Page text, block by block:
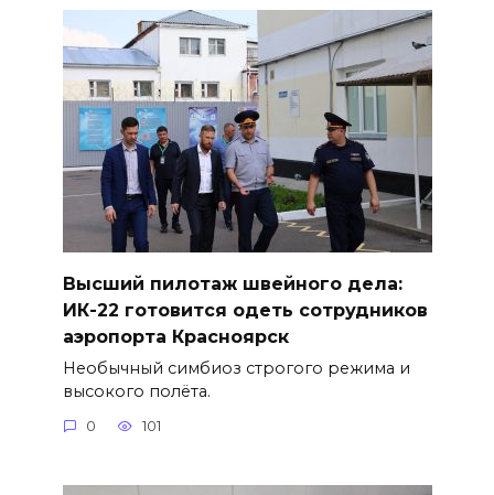
Высший пилотаж швейного дела:
ИК-22 готовится одеть сотрудников
аэропорта Красноярск
Необычный симбиоз строгого режима и
высокого полёта.
0 101